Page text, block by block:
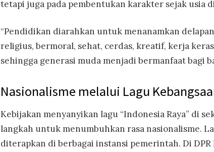
tetapi juga pada pembentukan karakter sejak usia
“Pendidikan diarahkan untuk menanamkan
religius, bermoral, sehat, cerdas, kreatif, kerja
sehingga generasi muda menjadi bermanfaat bagi
Nasionalisme melalui Lagu
Kebijakan menyanyikan lagu “Indonesia Raya” di
langkah untuk menumbuhkan rasa nasionalisme.
diterapkan di berbagai instansi pemerintah. Di DPR